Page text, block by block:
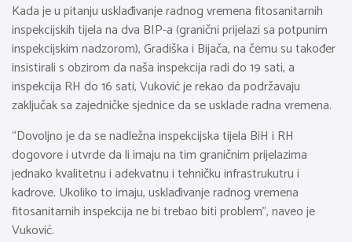
Kada je u pitanju usklađivanje radnog vremena fitosanitarnih
inspekcijskih tijela na dva BIP-a (granični prijelazi sa potpunim
inspekcijskim nadzorom), Gradiška i Bijača, na čemu su također
insistirali s obzirom da naša inspekcija radi do 19 sati, a
inspekcija RH do 16 sati, Vuković je rekao da podržavaju
zaključak sa zajedničke sjednice da se usklade radna vremena.
“Dovoljno je da se nadležna inspekcijska tijela BiH i RH
dogovore i utvrde da li imaju na tim graničnim prijelazima
jednako kvalitetnu i adekvatnu i tehničku infrastrukutru i
kadrove. Ukoliko to imaju, usklađivanje radnog vremena
fitosanitarnih inspekcija ne bi trebao biti problem”, naveo je
Vuković.